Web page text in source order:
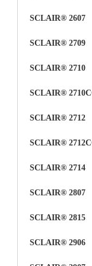
SCLAIR® 2607
SCLAIR® 2709
SCLAIR® 2710
SCLAIR®
SCLAIR® 2712
SCLAIR®
SCLAIR® 2714
SCLAIR® 2807
SCLAIR® 2815
SCLAIR® 2906